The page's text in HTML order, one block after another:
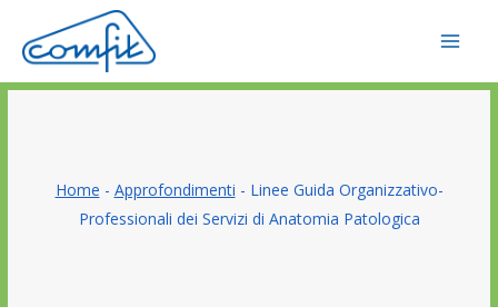
contenuto
Home - Approfondimenti - Linee Guida Organizzativo-
Professionali dei Servizi di Anatomia Patologica